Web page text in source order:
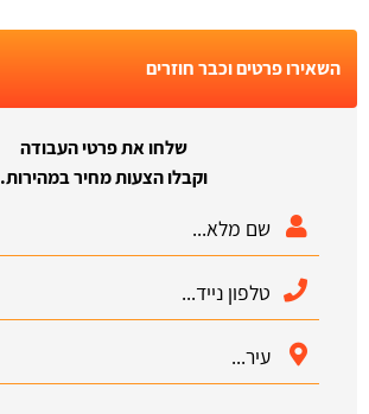
השאירו פרטים וכבר חוזרים
שלחו את פרטי העבודה
וקבלו הצעות מחיר במהירות.